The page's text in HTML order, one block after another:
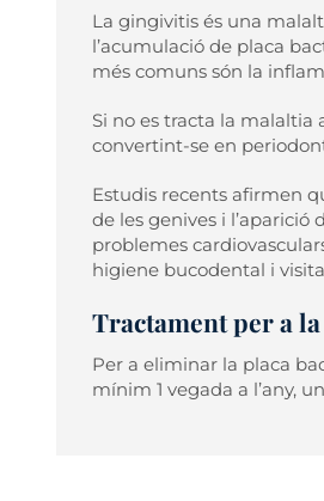
La gingivitis és una
l’acumulació de placa
més comuns són la
Si no es tracta la malaltia
convertint-se en
Estudis recents afirmen
de les genives i l’aparició
problemes
higiene bucodental i
Tractament per a
Per a eliminar la placa
mínim 1 vegada a l’any,